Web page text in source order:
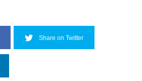
Share on Twitter